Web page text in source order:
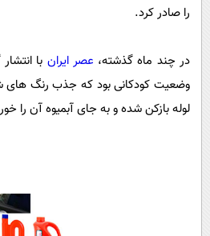
حوادث
اجتماعی
دانلود
را صادر کرد.
در چند ماه گذشته، عصر ایران با
وضعیت کودکانی بود که جذب رنگ های
لوله بازکن شده و به جای آبمیوه آن را